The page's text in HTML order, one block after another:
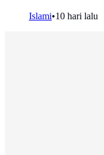
Islami•10 hari lalu